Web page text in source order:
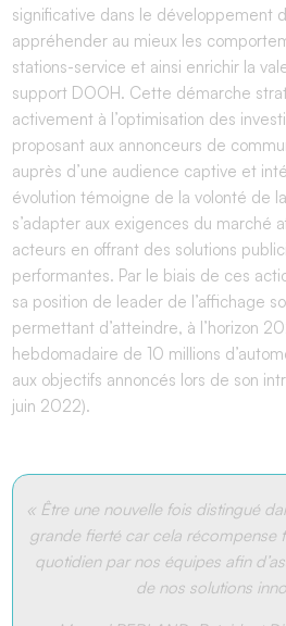
significative dans le développement
appréhender au mieux les
stations-service et ainsi enrichir la
support DOOH. Cette démarche
activement à l’optimisation des
proposant aux annonceurs de
auprès d’une audience captive et
évolution témoigne de la volonté de
s’adapter aux exigences du marché
acteurs en offrant des solutions
performantes. Par le biais de ces
sa position de leader de l’affichage
permettant d’atteindre, à l’horizon
hebdomadaire de 10 millions
aux objectifs annoncés lors de son
juin 2022).
« Être une nouvelle fois distingué
grande fierté car cela récompense
quotidien par nos équipes afin
de nos solutions